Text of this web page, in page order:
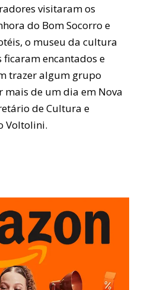
visitaram os
do Bom Socorro e
o museu da cultura
ficaram encantados e
trazer algum grupo
de um dia em Nova
de Cultura e
Voltolini.